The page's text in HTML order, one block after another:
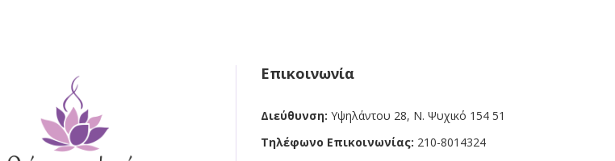
Επικοινωνία
Διεύθυνση: Υψηλάντου 28, Ν. Ψυχικό 154 51
Τηλέφωνο Επικοινωνίας: 210-8014324